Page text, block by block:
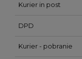
Kurier in post
DPD
Kurier - pobranie